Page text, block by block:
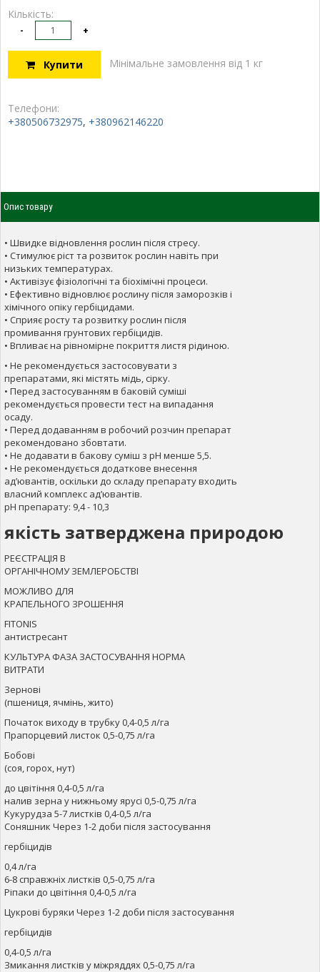
Кількість:
- +
Купити Мінімальне замовлення від 1 кг
Телефони:
+380506732975, +380962146220
Опис товару
• Швидке відновлення рослин після стресу.
• Стимулює ріст та розвиток рослин навіть при
низьких температурах.
• Активізує фізіологічні та біохімічні процеси.
• Ефективно відновлює рослину після заморозків і
хімічного опіку гербіцидами.
• Сприяє росту та розвитку рослин після
промивання грунтових гербіцидів.
• Впливає на рівномірне покриття листя рідиною.
• Не рекомендується застосовувати з
препаратами, які містять мідь, сірку.
• Перед застосуванням в баковій суміші
рекомендується провести тест на випадання
осаду.
• Перед додаванням в робочий розчин препарат
рекомендовано збовтати.
• Не додавати в бакову суміш з pH менше 5,5.
• Не рекомендується додаткове внесення
ад’ювантів, оскільки до складу препарату входить
власний комплекс ад’ювантів.
рН препарату: 9,4 - 10,3
якість затверджена природою
РЕЄСТРАЦІЯ В
ОРГАНІЧНОМУ ЗЕМЛЕРОБСТВІ
МОЖЛИВО ДЛЯ
КРАПЕЛЬНОГО ЗРОШЕННЯ
FITONIS
антистресант
КУЛЬТУРА ФАЗА ЗАСТОСУВАННЯ НОРМА
ВИТРАТИ
Зернові
(пшениця, ячмінь, жито)
Початок виходу в трубку 0,4-0,5 л/га
Прапорцевий листок 0,5-0,75 л/га
Бобові
(соя, горох, нут)
до цвітіння 0,4-0,5 л/га
налив зерна у нижньому ярусі 0,5-0,75 л/га
Кукурудза 5-7 листків 0,4-0,5 л/га
Соняшник Через 1-2 доби після застосування
гербіцидів
0,4 л/га
6-8 справжніх листків 0,5-0,75 л/га
Ріпаки до цвітіння 0,4-0,5 л/га
Цукрові буряки Через 1-2 доби після застосування
гербіцидів
0,4-0,5 л/га
Змикання листків у міжряддях 0,5-0,75 л/га